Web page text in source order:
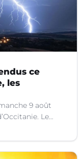
ce
les
9 août
Le